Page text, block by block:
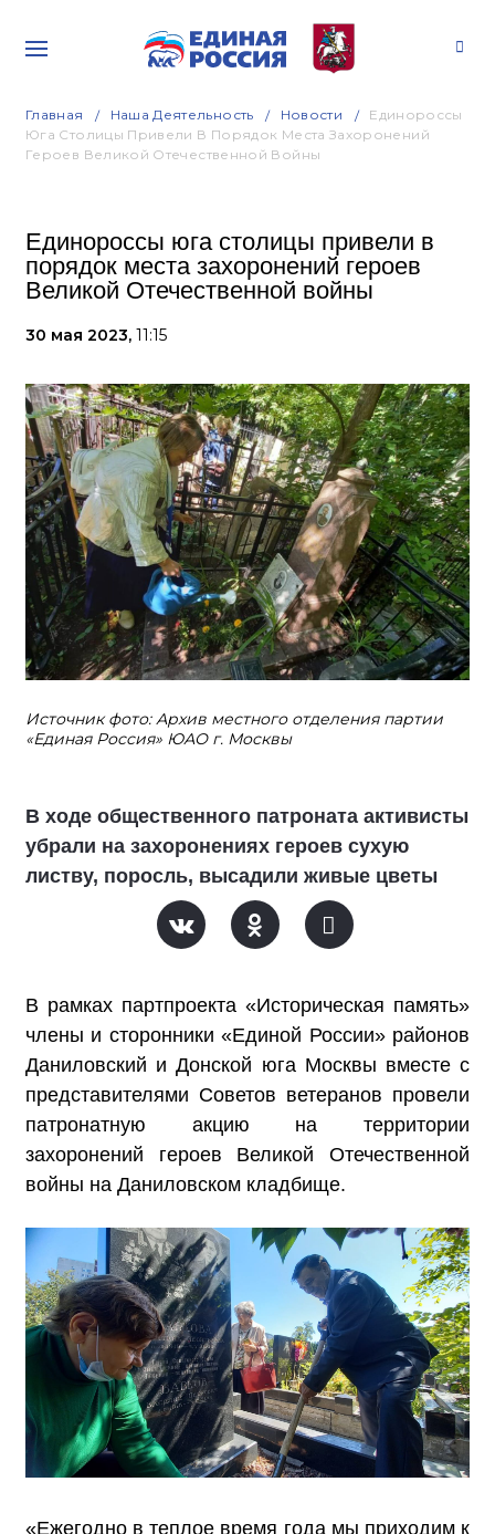
Главная Наша Деятельность Новости
Единороссы
Юга Столицы Привели В Порядок Места Захоронений
Героев Великой Отечественной Войны
Единороссы юга столицы привели в
порядок места захоронений героев
Великой Отечественной войны
30 мая 2023, 11:15
Источник фото: Архив местного отделения партии
«Единая Россия» ЮАО г. Москвы
В ходе общественного патроната активисты
убрали на захоронениях героев сухую
листву, поросль, высадили живые цветы
В рамках партпроекта «Историческая память»
члены и сторонники «Единой России» районов
Даниловский и Донской юга Москвы вместе с
представителями Советов ветеранов провели
патронатную акцию на территории
захоронений героев Великой Отечественной
войны на Даниловском кладбище.
«Ежегодно в теплое время года мы приходим к